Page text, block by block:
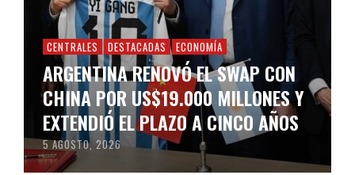
CENTRALES DESTACADAS ECONOMÍA
ARGENTINA RENOVÓ EL SWAP CON
CHINA POR US$19.000 MILLONES Y
EXTENDIÓ EL PLAZO A CINCO AÑOS
5 AGOSTO, 2026